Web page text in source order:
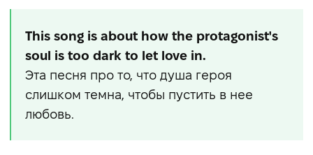
This song is about how the protagonist's
soul is too dark to let love in.
Эта песня про то, что душа героя
слишком темна, чтобы пустить в нее
любовь.